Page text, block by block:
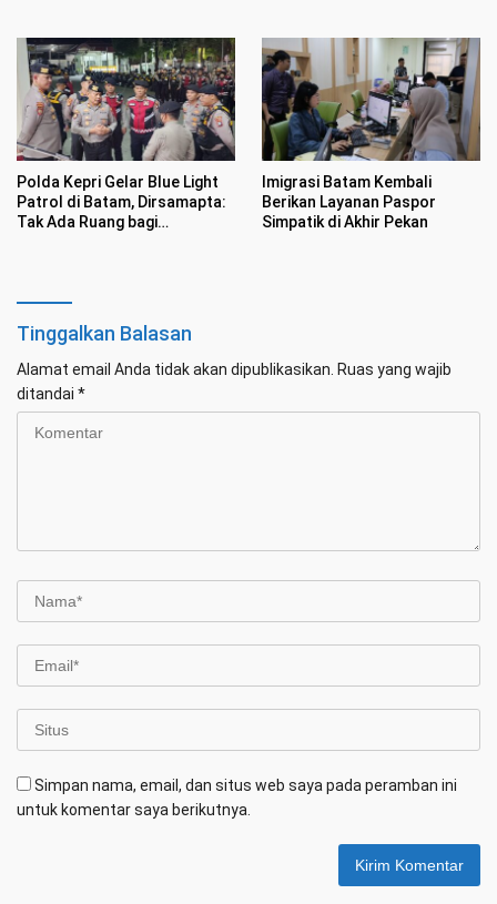
Polda Kepri Gelar Blue Light
Patrol di Batam, Dirsamapta:
Tak Ada Ruang bagi
Imigrasi Batam Kembali
Berikan Layanan Paspor
Simpatik di Akhir Pekan
Tinggalkan Balasan
Alamat email Anda tidak akan dipublikasikan. Ruas yang wajib
ditandai *
Simpan nama, email, dan situs web saya pada peramban ini
untuk komentar saya berikutnya.